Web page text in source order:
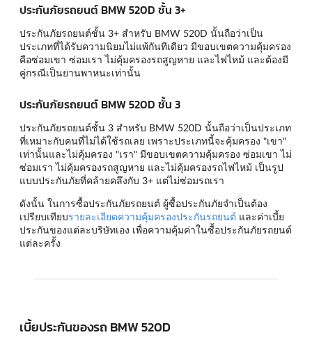
ประกันภัยรถยนต์ BMW 520D ชั้น 3+
ประกันภัยรถยนต์ชั้น 3+ สำหรับ BMW 520D นั้นถือว่าเป็น
ประเภทที่ได้รับความนิยมไม่แพ้กันทีเดียว มีขอบเขตความคุ้มครอง
คือซ่อมเขา ซ่อมเรา ไม่คุ้มครองรถสูญหาย และไฟไหม้ และต้องมี
คู่กรณีเป็นยานพาหนะเท่านั้น
ประกันภัยรถยนต์ BMW 520D ชั้น 3
ประกันภัยรถยนต์ชั้น 3 สำหรับ BMW 520D นั้นถือว่าเป็นประเภท
ที่เหมาะกับคนที่ไม่ได้ใช้รถเลย เพราะประเภทนี้จะคุ้มครอง "เขา"
เท่านั้นและไม่คุ้มครอง "เรา" มีขอบเขตความคุ้มครอง ซ่อมเขา ไม่
ซ่อมเรา ไม่คุ้มครองรถสูญหาย และไม่คุ้มครองรถไฟไหม้ เป็นรูป
แบบประกันภัยที่คล้ายคลึงกับ 3+ แต่ไม่ซ่อมรถเรา
ดังนั้น ในการซื้อประกันภัยรถยนต์ ผู้ซื้อประกันภัยจำเป็นต้อง
เปรียบเทียบรายละเอียดความคุ้มครองประกันรถยนต์ และค่าเบี้ย
ประกันของแต่ละบริษัทเอง เพื่อความคุ้มค่าในซื้อประกันภัยรถยนต์
แต่ละครั้ง
เบี้ยประกันของรถ BMW 520D